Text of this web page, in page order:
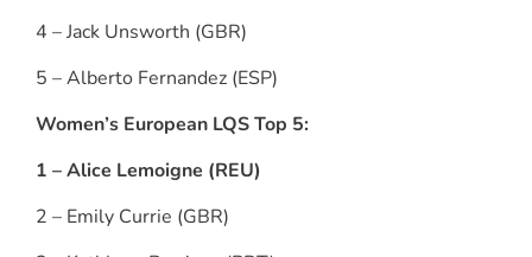
4 – Jack Unsworth (GBR)
5 – Alberto Fernandez (ESP)
Women’s European LQS Top 5:
1 – Alice Lemoigne (REU)
2 – Emily Currie (GBR)